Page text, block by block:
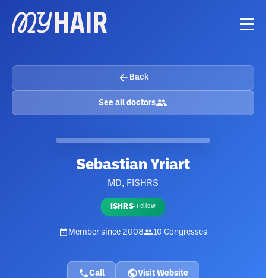
Back
See all doctors
Sebastian Yriart
MD, FISHRS
ISHRS· Fellow
Member since 2008 10 Congresses
Call Visit Website